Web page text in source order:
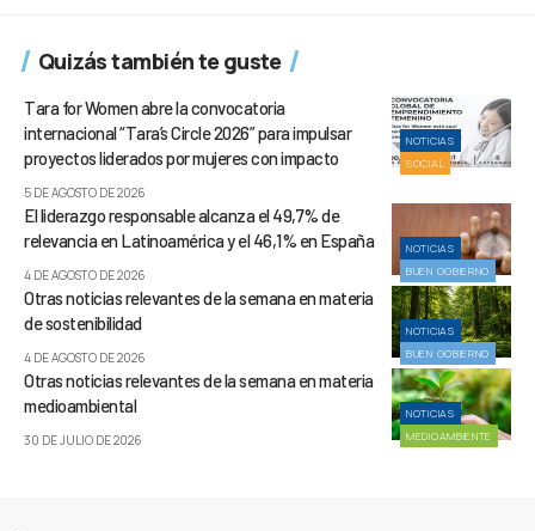
Quizás también te guste
NOTICIAS
SOCIAL
Tara for Women abre la convocatoria
internacional “Tara’s Circle 2026” para impulsar
proyectos liderados por mujeres con impacto
5 DE AGOSTO DE 2026
NOTICIAS
BUEN GOBIERNO
El liderazgo responsable alcanza el 49,7% de
relevancia en Latinoamérica y el 46,1% en España
4 DE AGOSTO DE 2026
NOTICIAS
BUEN GOBIERNO
Otras noticias relevantes de la semana en materia
de sostenibilidad
4 DE AGOSTO DE 2026
NOTICIAS
MEDIOAMBIENTE
Otras noticias relevantes de la semana en materia
medioambiental
30 DE JULIO DE 2026